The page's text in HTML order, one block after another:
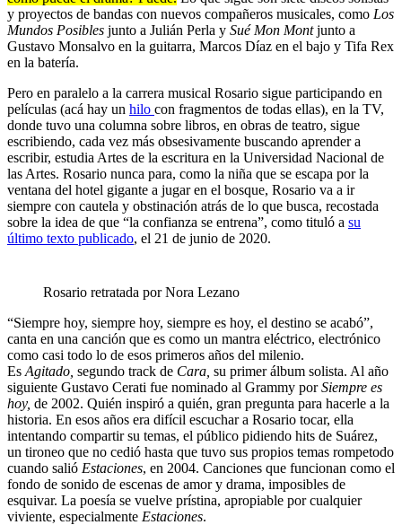
y proyectos de bandas con nuevos compañeros musicales, como Los
Mundos Posibles junto a Julián Perla y Sué Mon Montjunto a
Gustavo Monsalvo en la guitarra, Marcos Díaz en el bajo y Tifa Rex
en la batería.
Pero en paralelo a la carrera musical Rosario sigue participando en
películas (acá hay un hilo con fragmentos de todas ellas), en la TV,
donde tuvo una columna sobre libros, en obras de teatro, sigue
escribiendo, cada vez más obsesivamente buscando aprender a
escribir, estudia Artes de la escritura en la Universidad Nacional de
las Artes. Rosario nunca para, como la niña que se escapa por la
ventana del hotel gigante a jugar en el bosque, Rosario va a ir
siempre con cautela y obstinación atrás de lo que busca, recostada
sobre la idea de que “la confianza se entrena”, como tituló a su
último texto publicado, el 21 de junio de 2020.
Rosario retratada por Nora Lezano
“Siempre hoy, siempre hoy, siempre es hoy, el destino se acabó”,
canta en una canción que es como un mantra eléctrico, electrónico
como casi todo lo de esos primeros años del milenio.
Es Agitado, segundo track de Cara, su primer álbum solista. Al año
siguiente Gustavo Cerati fue nominado al Grammy porSiempre es
hoy, de 2002. Quién inspiró a quién, gran pregunta para hacerle a la
historia. En esos años era difícil escuchar a Rosario tocar, ella
intentando compartir su temas, el público pidiendo hits de Suárez,
un tironeo que no cedió hasta que tuvo sus propios temas rompetodo
cuando salió Estaciones, en 2004. Canciones que funcionan como el
fondo de sonido de escenas de amor y drama, imposibles de
esquivar. La poesía se vuelve prístina, apropiable por cualquier
viviente, especialmente Estaciones.